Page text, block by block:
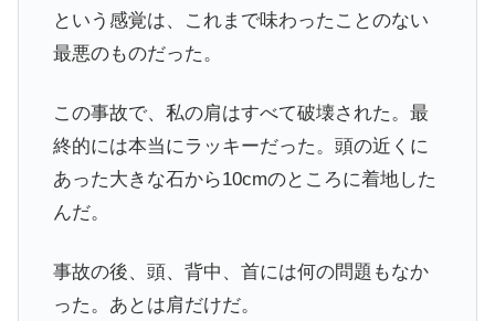
という感覚は、これまで味わったことのない
最悪のものだった。
この事故で、私の肩はすべて破壊された。最
終的には本当にラッキーだった。頭の近くに
あった大きな石から10cmのところに着地した
んだ。
事故の後、頭、背中、首には何の問題もなか
った。あとは肩だけだ。